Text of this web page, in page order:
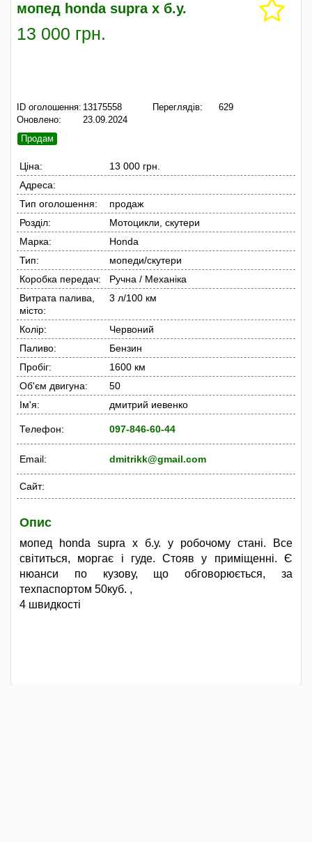
мопед honda supra x б.у.
13 000 грн.
ID оголошення: 13175558
Оновлено:
23.09.2024
Переглядів: 629
Продам
Ціна:
13 000 грн.
Адреса:
Тип оголошення:
продаж
Розділ:
Мотоцикли, скутери
Марка:
Honda
Тип:
мопеди/скутери
Коробка передач:
Ручна / Механіка
Витрата палива,
місто:
3 л/100 км
Колір:
Червоний
Паливо:
Бензин
Пробіг:
1600 км
Об'єм двигуна:
50
Ім'я:
дмитрий иевенко
Телефон: 097-846-60-44
Email: dmitrikk@gmail.com
Сайт:
Опис
мопед honda supra x б.у. у робочому стані. Все
світиться, моргає і гуде. Стояв у приміщенні. Є
нюанси по кузову, що обговорюється, за
техпаспортом 50куб. ,
4 швидкості